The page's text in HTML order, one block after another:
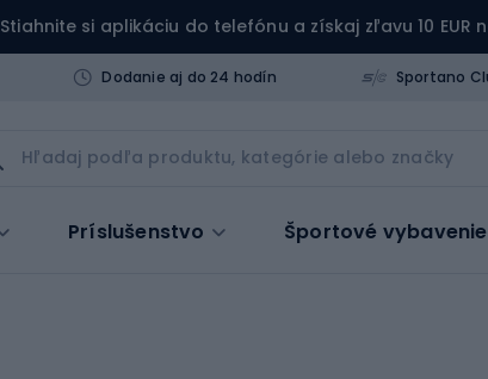
Stiahnite si aplikáciu do telefónu a získaj zľavu 10 EUR
Dodanie aj do 24 hodín Sportano
Príslušenstvo Športové vybavenie